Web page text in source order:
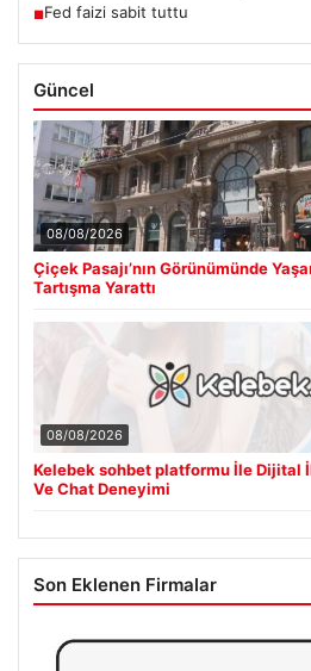
■Fed faizi sabit tuttu
Güncel
08/08/2026
Çiçek Pasajı’nın Görünümünde
Tartışma Yarattı
08/08/2026
Kelebek sohbet platformu İle Dijital
Ve Chat Deneyimi
Son Eklenen Firmalar